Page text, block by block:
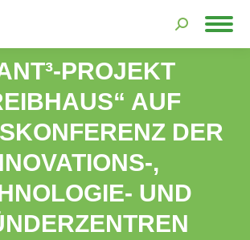
Search:
PROJEKT
AUF
DER
,
UND
befinden sich hier: